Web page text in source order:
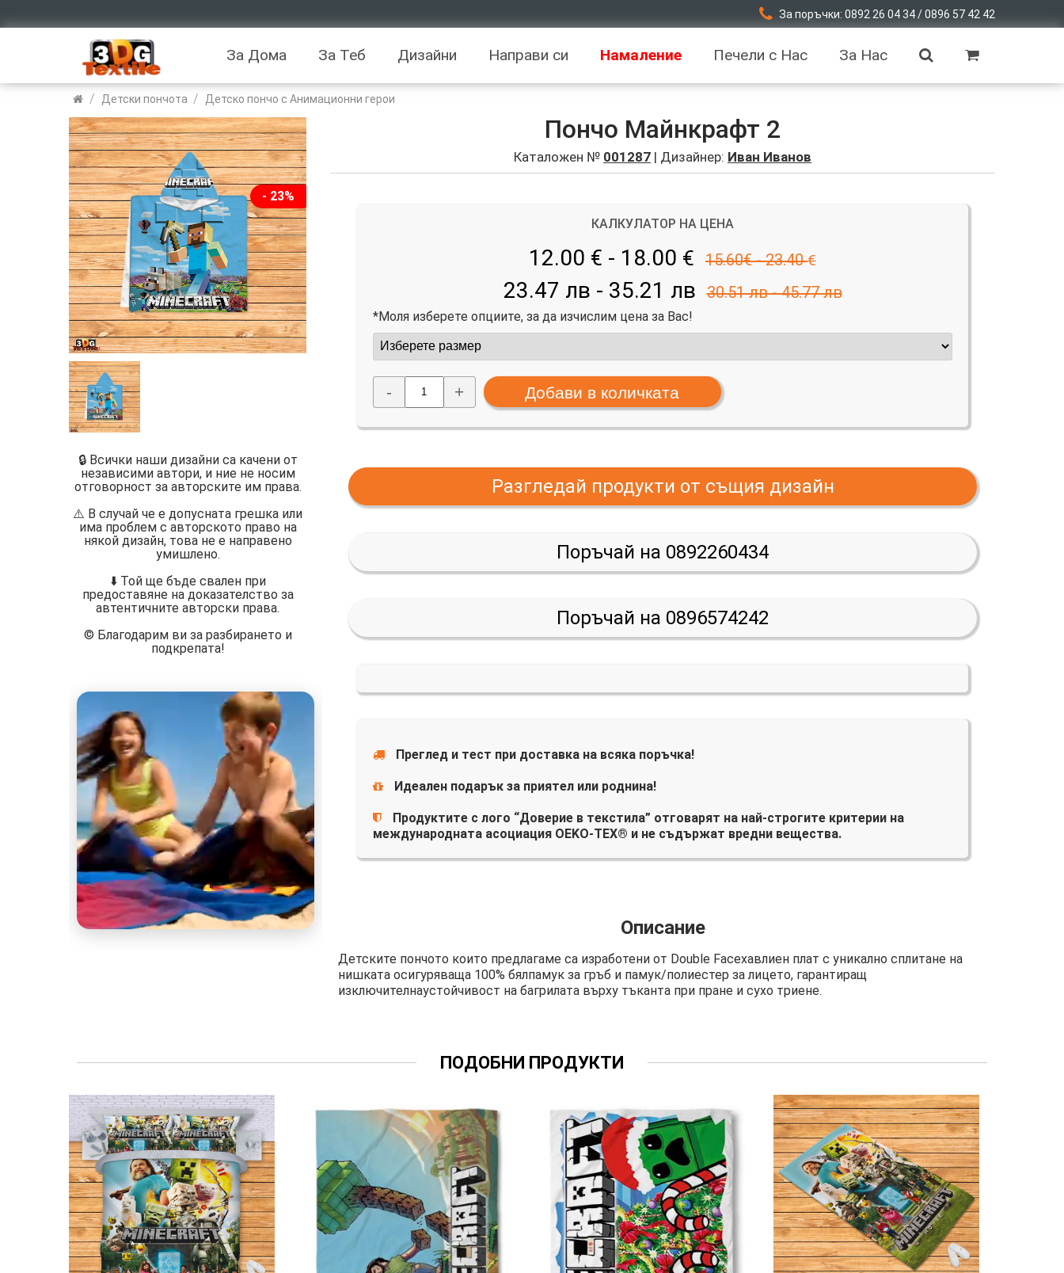
За поръчки: 0892 26 04 34 / 0896 57 42 42
За Дома За Теб Дизайни Направи си Намаление Печели с Нас За Нас
/ Детски пончота / Детско пончо с Анимационни герои
- 23%
🔒 Всички наши дизайни са качени от
независими автори, и ние не носим
отговорност за авторските им права.
⚠️ В случай че е допусната грешка или
има проблем с авторското право на
някой дизайн, това не е направено
умишлено.
⬇️ Той ще бъде свален при
предоставяне на доказателство за
автентичните авторски права.
©️ Благодарим ви за разбирането и
подкрепата!
Пончо Майнкрафт 2
Каталожен № 001287 | Дизайнер: Иван Иванов
КАЛКУЛАТОР НА ЦЕНА
12.00 € - 18.00 € 15.60€ - 23.40 €
23.47 лв - 35.21 лв 30.51 лв - 45.77 лв
*Моля изберете опциите, за да изчислим цена за Вас!
- +
Разгледай продукти от същия дизайн
Поръчай на 0892260434
Поръчай на 0896574242
Преглед и тест при доставка на всяка поръчка!
Идеален подарък за приятел или роднина!
Продуктите с лого “Доверие в текстила” отговарят на най-строгите критерии на
международната асоциация OEKO-TEX® и не съдържат вредни вещества.
Описание
Детските пончото които предлагаме са изработени от Double Faceхавлиен плат с уникално сплитане на
нишката осигуряваща 100% бялпамук за гръб и памук/полиестер за лицето, гарантиращ
изключителнаустойчивост на багрилата върху тъканта при пране и сухо триене.
ПОДОБНИ ПРОДУКТИ